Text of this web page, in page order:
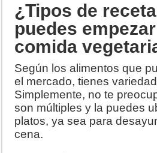
¿Tipos de
puedes
comida
Según los alimentos que
el mercado, tienes
Simplemente, no te
son múltiples y la puedes
platos, ya sea para
cena.